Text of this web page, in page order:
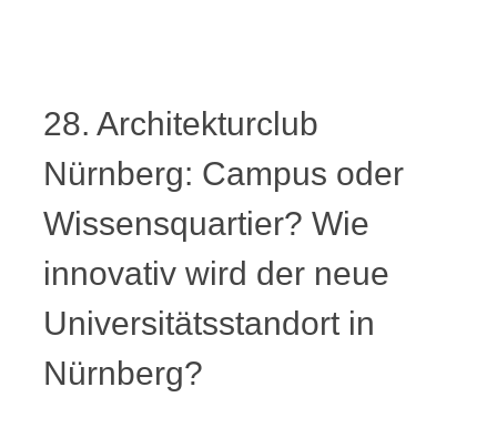
28. Architekturclub
Nürnberg: Campus oder
Wissensquartier? Wie
innovativ wird der neue
Universitätsstandort in
Nürnberg?